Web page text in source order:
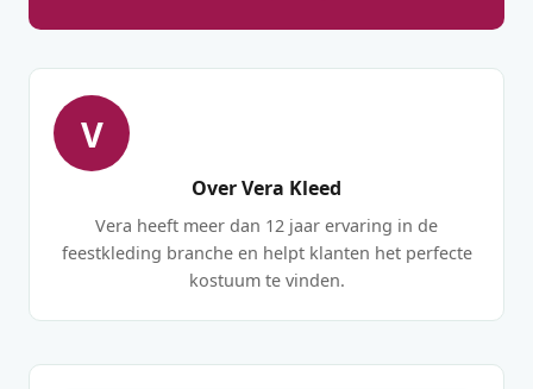
V
Over Vera Kleed
Vera heeft meer dan 12 jaar ervaring in de
feestkleding branche en helpt klanten het perfecte
kostuum te vinden.